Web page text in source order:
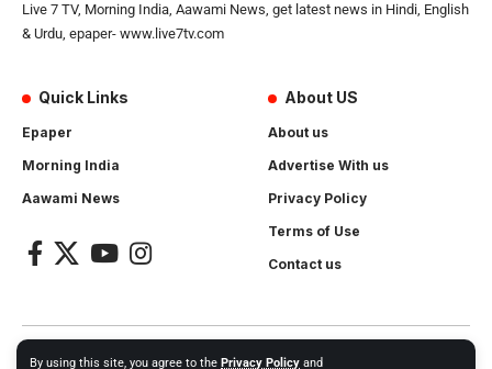
By using this site, you agree to the Privacy Policy and
Live 7 TV, Morning India, Aawami News, get latest news in Hindi, English
& Urdu, epaper- www.live7tv.com
Quick Links
Epaper
Morning India
Aawami News
About US
About us
Advertise With us
Privacy Policy
Terms of Use
Contact us
2024- All Rights Reserved.Live 7 tv. Website Created by and